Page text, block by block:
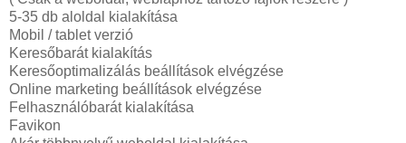
5-35 db aloldal kialakítása
Mobil / tablet verzió
Keresőbarát kialakítás
Keresőoptimalizálás beállítások elvégzése
Online marketing beállítások elvégzése
Felhasználóbarát kialakítása
Favikon